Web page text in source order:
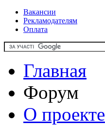
Вакансии
Рекламодателям
Оплата
Главная
Форум
О проекте